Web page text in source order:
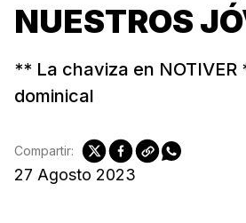
NUESTROS
** La chaviza en NOTIVER
dominical
27 Agosto 2023
Compartir: